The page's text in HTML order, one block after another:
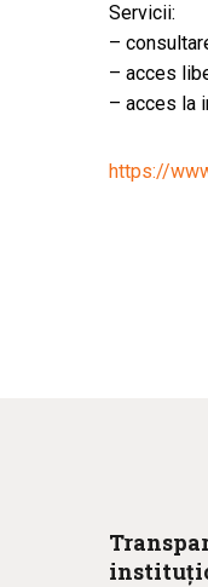
Servicii:
–
– acces
– acces la
https://